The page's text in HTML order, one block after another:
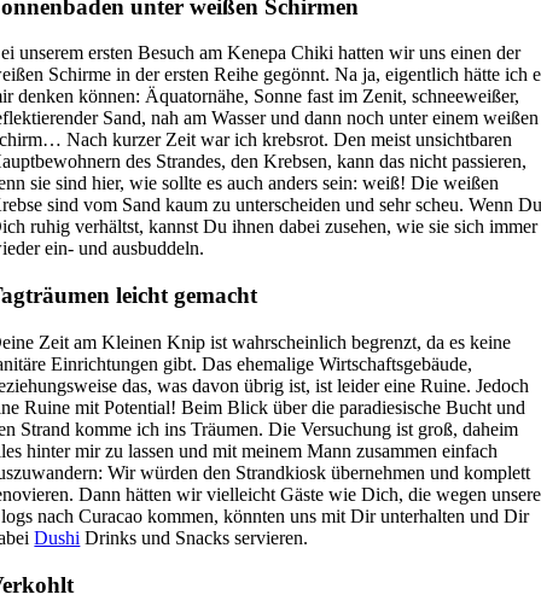
unter weißen Schirmen
unserem ersten Besuch am Kenepa Chiki hatten wir uns einen der
Schirme in der ersten Reihe gegönnt. Na ja, eigentlich hätte ich
denken können: Äquatornähe, Sonne fast im Zenit, schneeweißer,
Sand, nah am Wasser und dann noch unter einem weißen
Nach kurzer Zeit war ich krebsrot. Den meist unsichtbaren
des Strandes, den Krebsen, kann das nicht passieren,
sie sind hier, wie sollte es auch anders sein: weiß! Die weißen
sind vom Sand kaum zu unterscheiden und sehr scheu. Wenn
ruhig verhältst, kannst Du ihnen dabei zusehen, wie sie sich immer
ein- und ausbuddeln.
leicht gemacht
Zeit am Kleinen Knip ist wahrscheinlich begrenzt, da es keine
Einrichtungen gibt. Das ehemalige Wirtschaftsgebäude,
das, was davon übrig ist, ist leider eine Ruine. Jedoch
Ruine mit Potential! Beim Blick über die paradiesische Bucht und
Strand komme ich ins Träumen. Die Versuchung ist groß, daheim
hinter mir zu lassen und mit meinem Mann zusammen einfach
Wir würden den Strandkiosk übernehmen und komplett
Dann hätten wir vielleicht Gäste wie Dich, die wegen
nach Curacao kommen, könnten uns mit Dir unterhalten und Dir
Dushi Drinks und Snacks servieren.